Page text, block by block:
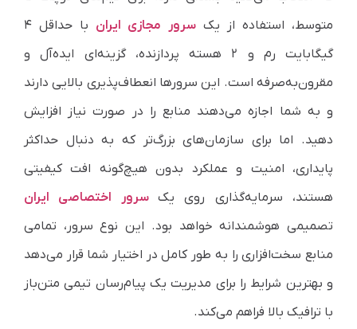
متوسط، استفاده از یک سرور مجازی ایران
با حداقل ۴
گیگابایت رم و ۲ هسته پردازنده، گزینه‌ای ایده‌آل و
مقرون‌به‌صرفه است. این سرورها انعطاف‌پذیری بالایی دارند
و به شما اجازه می‌دهند منابع را در صورت نیاز افزایش
دهید. اما برای سازمان‌های بزرگ‌تر که به دنبال حداکثر
پایداری، امنیت و عملکرد بدون هیچ‌گونه افت کیفیتی
هستند، سرمایه‌گذاری روی یکسرور اختصاصی ایران
تصمیمی هوشمندانه خواهد بود. این نوع سرور، تمامی
منابع سخت‌افزاری را به طور کامل در اختیار شما قرار می‌دهد
و بهترین شرایط را برای مدیریت یک پیام‌رسان تیمی متن‌باز
با ترافیک بالا فراهم می‌کند.